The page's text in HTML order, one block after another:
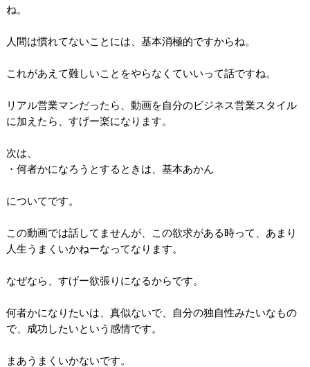
ね。
人間は慣れてないことには、基本消極的ですからね。
これがあえて難しいことをやらなくていいって話ですね。
リアル営業マンだったら、動画を自分のビジネス営業スタイル
に加えたら、すげー楽になります。
次は、
・何者かになろうとするときは、基本あかん
についてです。
この動画では話してませんが、この欲求がある時って、あまり
人生うまくいかねーなってなります。
なぜなら、すげー欲張りになるからです。
何者かになりたいは、真似ないで、自分の独自性みたいなもの
で、成功したいという感情です。
まあうまくいかないです。